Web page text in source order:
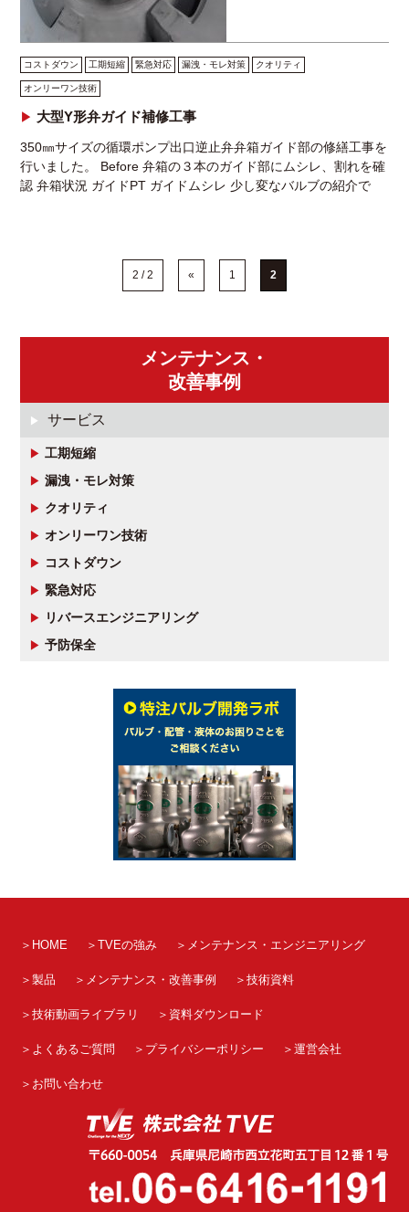
コストダウン 工期短縮 緊急対応 漏洩・モレ対策 クオリティ
オンリーワン技術
大型Y形弁ガイド補修工事
350㎜サイズの循環ポンプ出口逆止弁弁箱ガイド部の修繕工事を
行いました。 Before 弁箱の３本のガイド部にムシレ、割れを確
認 弁箱状況 ガイドPT ガイドムシレ 少し変なバルブの紹介で
2 / 2 « 1 2
メンテナンス・
改善事例
サービス
工期短縮
漏洩・モレ対策
クオリティ
オンリーワン技術
コストダウン
緊急対応
リバースエンジニアリング
予防保全
HOME TVEの強み メンテナンス・エンジニアリング
製品 メンテナンス・改善事例 技術資料
技術動画ライブラリ 資料ダウンロード
よくあるご質問 プライバシーポリシー 運営会社
お問い合わせ